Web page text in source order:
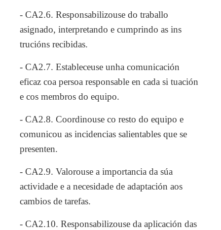
- CA2.6. Responsabilizouse do traballo
asignado, interpretando e cumprindo as ins
trucións recibidas.
- CA2.7. Estableceuse unha comunicación
eficaz coa persoa responsable en cada si tuación
e cos membros do equipo.
- CA2.8. Coordinouse co resto do equipo e
comunicou as incidencias salientables que se
presenten.
- CA2.9. Valorouse a importancia da súa
actividade e a necesidade de adaptación aos
cambios de tarefas.
- CA2.10. Responsabilizouse da aplicación das